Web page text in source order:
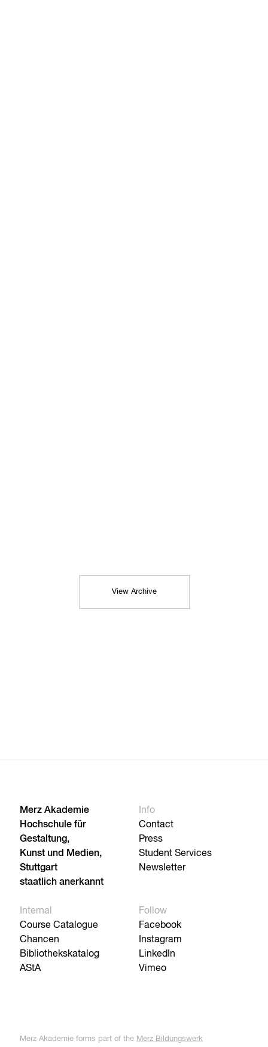
View Archive
Merz Akademie
Hochschule für
Gestaltung,
Kunst und Medien,
Stuttgart
staatlich anerkannt
Info
Contact
Press
Student Services
Newsletter
Internal
Course Catalogue
Chancen
Bibliothekskatalog
AStA
Follow
Facebook
Instagram
LinkedIn
Vimeo
Merz Akademie forms part of the Merz Bildungswerk